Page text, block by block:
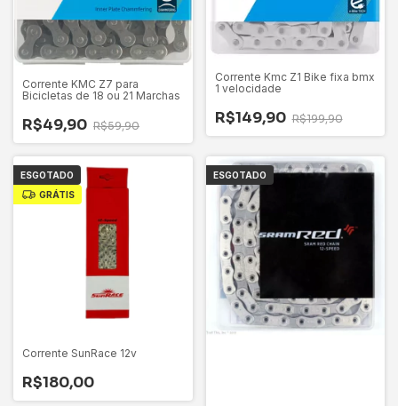
Corrente KMC Z7 para
Bicicletas de 18 ou 21 Marchas
R$49,90 R$59,90
Corrente Kmc Z1 Bike fixa bmx
1 velocidade
R$149,90 R$199,90
ESGOTADO
GRÁTIS
Corrente SunRace 12v
R$180,00
ESGOTADO